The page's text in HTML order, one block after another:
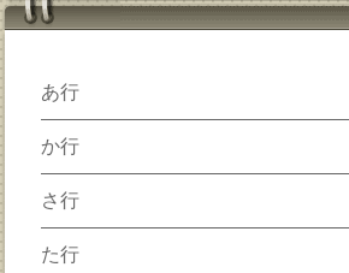
あ行
か行
さ行
た行